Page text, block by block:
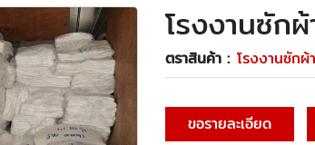
โรงงานซัก
ตราสินค้า : โรงงานซัก
ขอรายละเอียด